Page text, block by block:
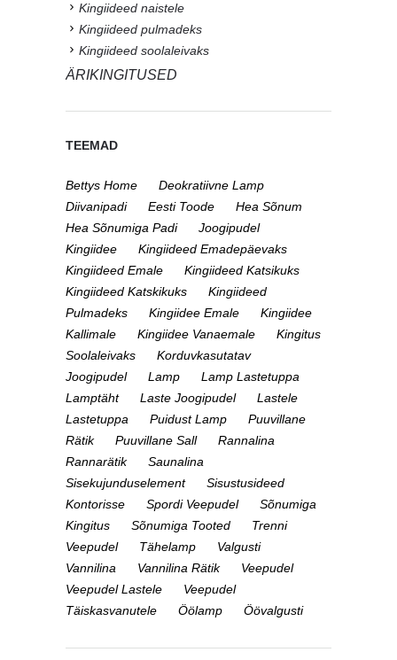
Kingiideed naistele
Kingiideed pulmadeks
Kingiideed soolaleivaks
ÄRIKINGITUSED
TEEMAD
Bettys Home
Deokratiivne Lamp
Diivanipadi
Eesti Toode
Hea Sõnum
Hea Sõnumiga Padi
Joogipudel
Kingiidee
Kingiideed Emadepäevaks
Kingiideed Emale
Kingiideed Katsikuks
Kingiideed Katskikuks
Kingiideed
Pulmadeks
Kingiidee Emale
Kingiidee
Kallimale
Kingiidee Vanaemale
Kingitus
Soolaleivaks
Korduvkasutatav
Joogipudel
Lamp
Lamp Lastetuppa
Lamptäht
Laste Joogipudel
Lastele
Lastetuppa
Puidust Lamp
Puuvillane
Rätik
Puuvillane Sall
Rannalina
Rannarätik
Saunalina
Sisekujunduselement
Sisustusideed
Kontorisse
Spordi Veepudel
Sõnumiga
Kingitus
Sõnumiga Tooted
Trenni
Veepudel
Tähelamp
Valgusti
Vannilina
Vannilina Rätik
Veepudel
Veepudel Lastele
Veepudel
Täiskasvanutele
Öölamp Öövalgusti